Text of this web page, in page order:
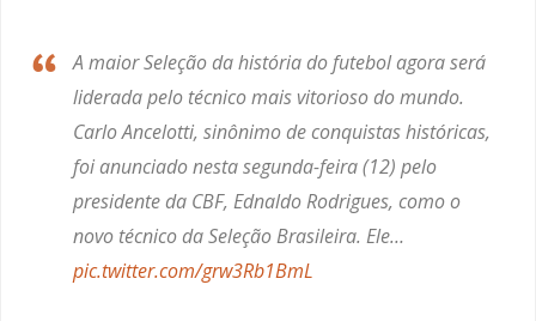
A maior Seleção da história do futebol agora será
liderada pelo técnico mais vitorioso do mundo.
Carlo Ancelotti, sinônimo de conquistas históricas,
foi anunciado nesta segunda-feira (12) pelo
presidente da CBF, Ednaldo Rodrigues, como o
novo técnico da Seleção Brasileira. Ele…
pic.twitter.com/grw3Rb1BmL